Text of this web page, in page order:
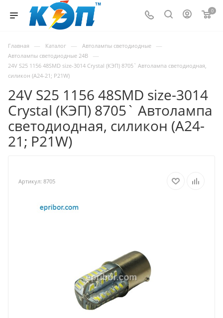
0
Главная — Каталог — Автолампы светодиодные —
Автолампы светодиодные 24В —
24V S25 1156 48SMD size-3014 Crystal (КЭП) 8705` Автолампа светодиодная,
силикон (А24-21; P21W)
24V S25 1156 48SMD size-3014
Crystal (КЭП) 8705` Автолампа
светодиодная, силикон (А24-
21; P21W)
Артикул: 8705